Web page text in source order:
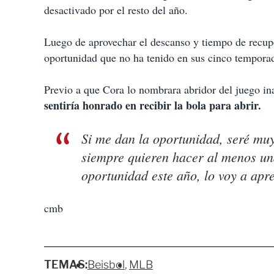
desactivado por el resto del año.
Luego de aprovechar el descanso y tiempo de
oportunidad que no ha tenido en sus cinco
Previo a que Cora lo nombrara abridor del juego
sentiría honrado en recibir la bola para abrir.
Si me dan la oportunidad, seré
siempre quieren hacer al menos
oportunidad este año, lo voy a
cmb
TEMAS:Beisbol MLB